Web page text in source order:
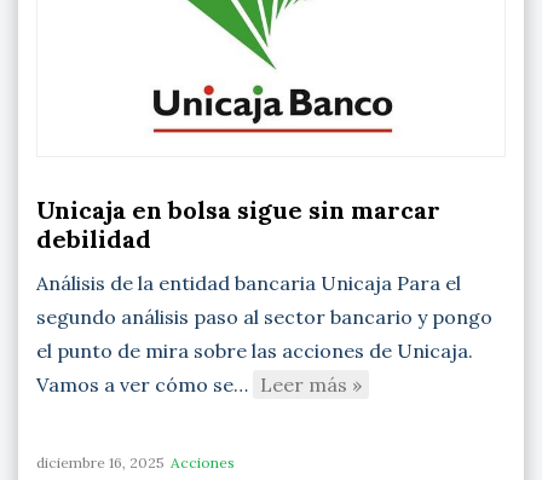
Unicaja en bolsa sigue sin marcar
debilidad
Análisis de la entidad bancaria Unicaja Para el
segundo análisis paso al sector bancario y pongo
el punto de mira sobre las acciones de Unicaja.
Vamos a ver cómo se… Leer más »
diciembre 16, 2025 Acciones